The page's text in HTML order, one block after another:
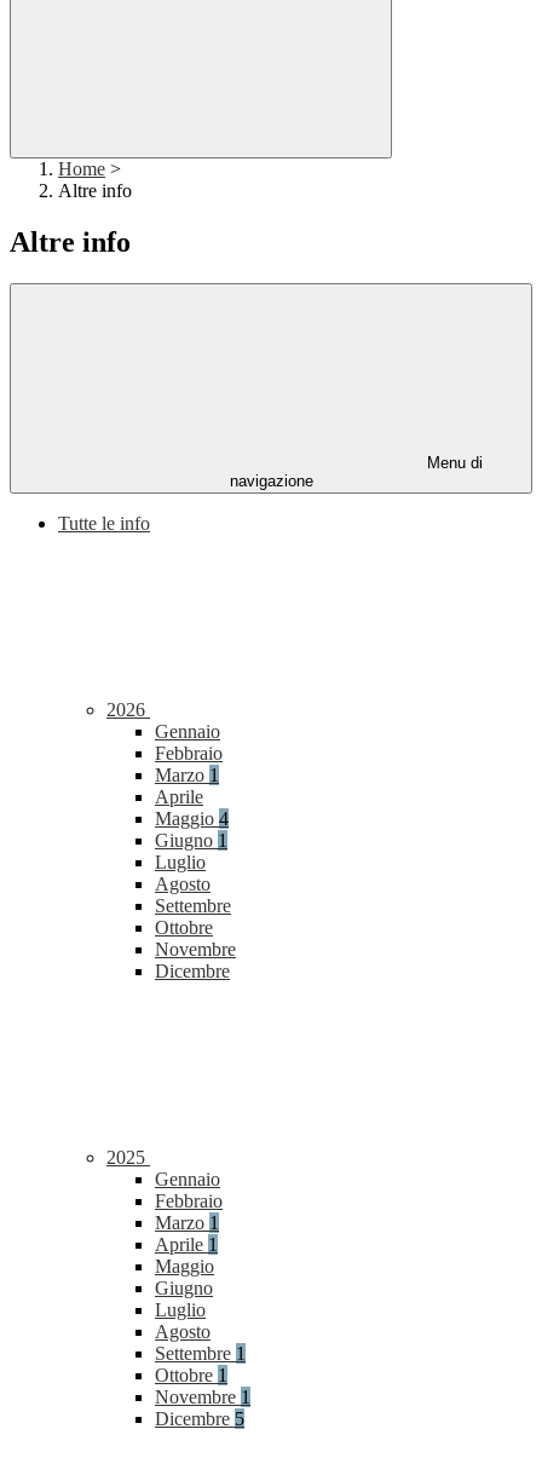
Home >
Altre info
Altre info
Menu di
navigazione
Tutte le info
2026
Gennaio
Febbraio
Marzo 1
Aprile
Maggio 4
Giugno 1
Luglio
Agosto
Settembre
Ottobre
Novembre
Dicembre
2025
Gennaio
Febbraio
Marzo 1
Aprile 1
Maggio
Giugno
Luglio
Agosto
Settembre 1
Ottobre 1
Novembre 1
Dicembre 5